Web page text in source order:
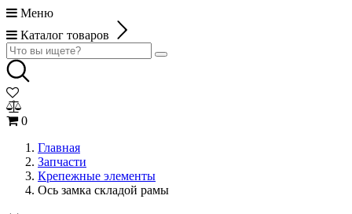
Меню
Каталог товаров
0
Главная
Запчасти
Крепежные элементы
Ось замка складой рамы